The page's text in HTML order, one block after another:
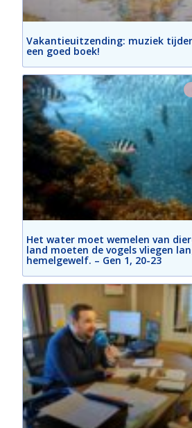
Vakantieuitzending: muziek
een goed boek!
Het water moet wemelen van
land moeten de vogels vliegen
hemelgewelf. – Gen 1, 20-23